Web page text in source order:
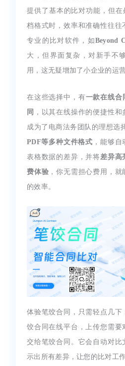
提供了基本的比对功能，但在
档格式时，效率和准确性往往
专业的比对软件，如Beyond
大，但界面复杂，对新手不
用，这无疑增加了小企业的运营
在这些选择中，有一款在线
同
，以其在线操作的便捷性和
成为了电商法务团队的理想选
PDF等多种文件格式 ，能够
表格数据的差异，并将差异高
费体验 ，你无需担心费用，
的效率。
体验笔饺合同，只需轻点几下
饺合同在线平台，上传您需要
交给笔饺合同。它会自动对比
示出所有差异，让您的比对工